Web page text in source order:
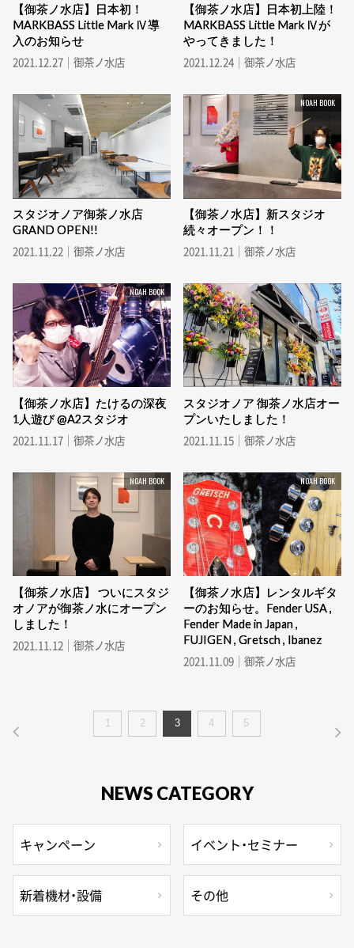
【御茶ノ水店】日本初！
MARKBASS Little Mark Ⅳ導
入のお知らせ
2021.12.27｜御茶ノ水店
【御茶ノ水店】日本初上陸！
MARKBASS Little Mark Ⅳが
やってきました！
2021.12.24｜御茶ノ水店
スタジオノア御茶ノ水店
GRAND OPEN!!
2021.11.22｜御茶ノ水店
NOAH BOOK
【御茶ノ水店】新スタジオ
続々オープン！！
2021.11.21｜御茶ノ水店
NOAH BOOK
【御茶ノ水店】たけるの深夜
1人遊び @A2スタジオ
2021.11.17｜御茶ノ水店
スタジオノア 御茶ノ水店オー
プンいたしました！
2021.11.15｜御茶ノ水店
NOAH BOOK
【御茶ノ水店】 ついにスタジ
オノアが御茶ノ水にオープン
しました！
2021.11.12｜御茶ノ水店
NOAH BOOK
【御茶ノ水店】レンタルギタ
ーのお知らせ。Fender USA ,
Fender Made in Japan ,
FUJIGEN , Gretsch , Ibanez
2021.11.09｜御茶ノ水店
1 2 3 4 5
NEWS CATEGORY
キャンペーン イベント・セミナー
新着機材・設備 その他